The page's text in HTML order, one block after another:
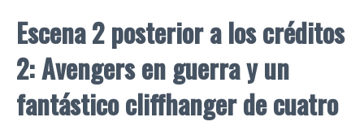
Escena 2 posterior a los créditos
2: Avengers en guerra y un
fantástico cliffhanger de cuatro